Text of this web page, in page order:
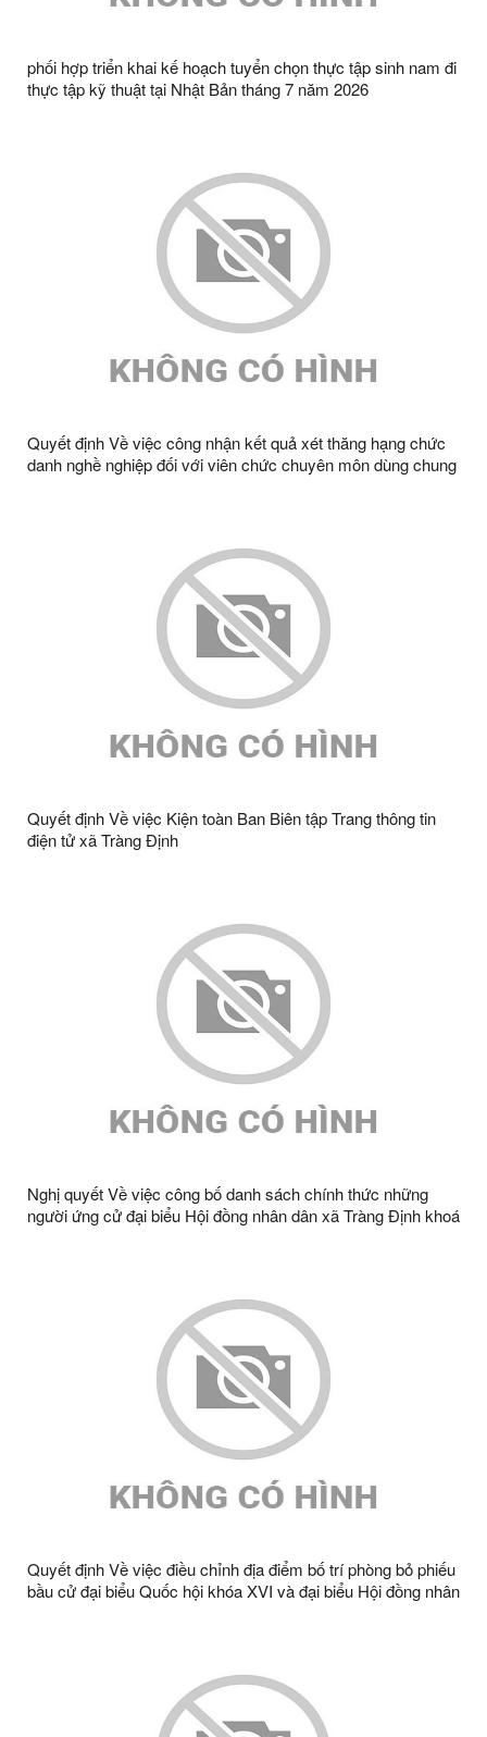
phối hợp triển khai kế hoạch tuyển chọn thực tập sinh nam đi
thực tập kỹ thuật tại Nhật Bản tháng 7 năm 2026
Quyết định Về việc công nhận kết quả xét thăng hạng chức
danh nghề nghiệp đối với viên chức chuyên môn dùng chung
Quyết định Về việc Kiện toàn Ban Biên tập Trang thông tin
điện tử xã Tràng Định
Nghị quyết Về việc công bố danh sách chính thức những
người ứng cử đại biểu Hội đồng nhân dân xã Tràng Định khoá
Quyết định Về việc điều chỉnh địa điểm bố trí phòng bỏ phiếu
bầu cử đại biểu Quốc hội khóa XVI và đại biểu Hội đồng nhân